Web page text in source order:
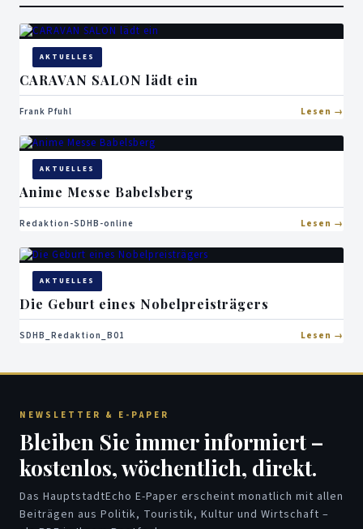
AKTUELLES
CARAVAN SALON lädt ein
Frank Pfuhl Lesen
AKTUELLES
Anime Messe Babelsberg
Redaktion-SDHB-online Lesen
AKTUELLES
Die Geburt eines Nobelpreisträgers
SDHB_Redaktion_B01 Lesen
NEWSLETTER & E-PAPER
Bleiben Sie immer informiert –
kostenlos, wöchentlich, direkt.
Das HauptstadtEcho E-Paper erscheint monatlich mit allen
Beiträgen aus Politik, Touristik, Kultur und Wirtschaft –